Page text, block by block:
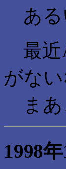
ある
最近
がな
まあ
1998